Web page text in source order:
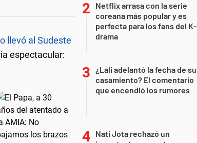
llevó al Sudeste
espectacular:
Netflix arrasa con la serie
coreana más popular y es
perfecta para los fans del K-
drama
¿Lali adelantó la fecha de su
casamiento? El comentario
que encendió los rumores
Nati Jota rechazó un